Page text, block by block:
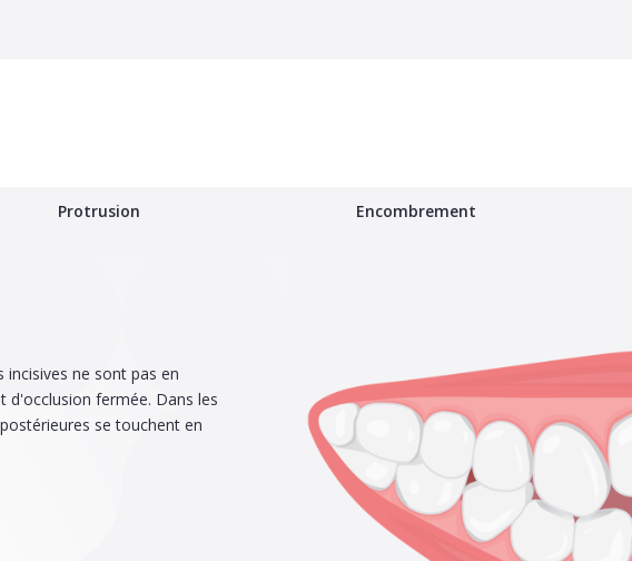
Protrusion Encombrement
incisives ne sont pas en
d'occlusion fermée. Dans les
se touchent en